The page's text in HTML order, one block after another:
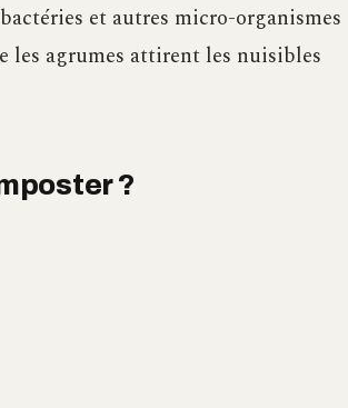
et autres micro-organismes
les agrumes attirent les nuisibles
?